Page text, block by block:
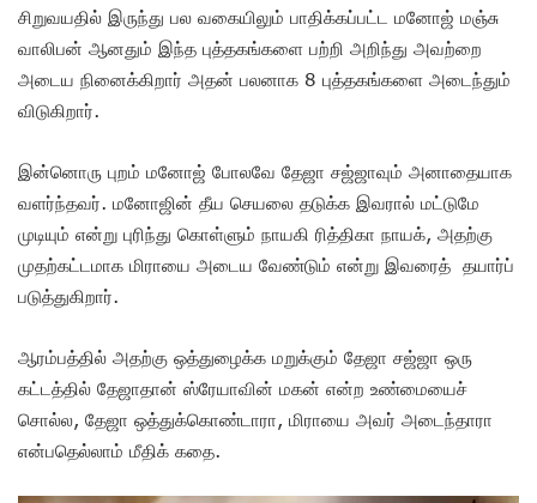
சிறுவயதில் இருந்து பல வகையிலும் பாதிக்கப்பட்ட மனோஜ் மஞ்சு
வாலிபன் ஆனதும் இந்த புத்தகங்களை பற்றி அறிந்து அவற்றை
அடைய நினைக்கிறார் அதன் பலனாக 8 புத்தகங்களை அடைந்தும்
விடுகிறார்.
இன்னொரு புறம் மனோஜ் போலவே தேஜா சஜ்ஜாவும் அனாதையாக
வளர்ந்தவர். மனோஜின் தீய செயலை தடுக்க இவரால் மட்டுமே
முடியும் என்று புரிந்து கொள்ளும் நாயகி ரித்திகா நாயக், அதற்கு
முதற்கட்டமாக மிராயை அடைய வேண்டும் என்று இவரைத் தயார்ப்
படுத்துகிறார்.
ஆரம்பத்தில் அதற்கு ஒத்துழைக்க மறுக்கும் தேஜா சஜ்ஜா ஒரு
கட்டத்தில் தேஜாதான் ஸ்ரேயாவின் மகன் என்ற உண்மையைச்
சொல்ல, தேஜா ஒத்துக்கொண்டாரா, மிராயை அவர் அடைந்தாரா
என்பதெல்லாம் மீதிக் கதை.